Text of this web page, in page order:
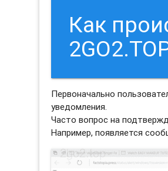
Как
Первоначально
уведомления.
Часто вопрос на
Например, появляется